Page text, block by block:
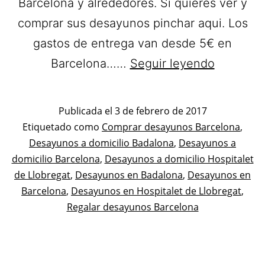
Barcelona y alrededores. Si quieres ver y
comprar sus desayunos pinchar aqui. Los
gastos de entrega van desde 5€ en
Barcelona…… Seguir leyendoBon
a
domicilio
en
Publicada el 3 de febrero de 2017
Categorizado
como
Desayunos
Etiquetado como Comprar desayunos Barcelona,
Desayunos a domicilio Badalona, Desayunos a
domicilio Barcelona, Desayunos a domicilio Hospitalet
de Llobregat, Desayunos en Badalona, Desayunos en
Barcelona, Desayunos en Hospitalet de Llobregat,
Regalar desayunos Barcelona